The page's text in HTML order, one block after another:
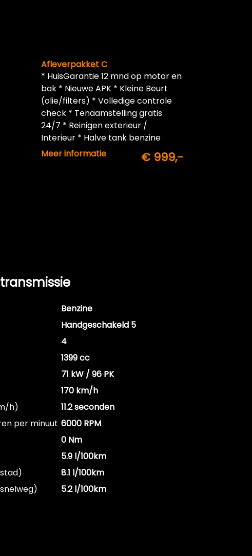
Afleverpakket C
* HuisGarantie 12 mnd op motor en
bak * Nieuwe APK * Kleine Beurt
(olie/filters) * Volledige controle
check * Tenaamstelling gratis
24/7 * Reinigen exterieur /
Interieur * Halve tank benzine
inbegrepen
Meer informatie € 999,-
Benzine
Handgeschakeld 5
4
1399 cc
71 kW / 96 PK
170 km/h
h)
11.2 seconden
per minuut 6000 RPM
0 Nm
5.9 l/100km
8.1 l/100km
5.2 l/100km